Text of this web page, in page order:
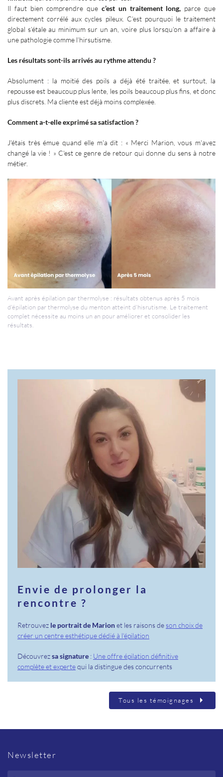
Il faut bien comprendre que c’est un traitement long, parce que
directement corrélé aux cycles pileux. C’est pourquoi le traitement
global s’étale au minimum sur un an, voire plus lorsqu’on a affaire à
une pathologie comme l’hirsutisme.
Les résultats sont-ils arrivés au rythme attendu ?
Absolument : la moitié des poils a déjà été traitée, et surtout, la
repousse est beaucoup plus lente, les poils beaucoup plus fins, et donc
plus discrets. Ma cliente est déjà moins complexée.
Comment a-t-elle exprimé sa satisfaction?
J'étais très émue quand elle m'a dit : « Merci Marion, vous m'avez
changé la vie ! » C'est ce genre de retour qui donne du sens à notre
métier.
Avant après épilation par thermolyse : résultats obtenus après 5 mois
d'épilation par thermolyse du menton atteint d'hisrutisme. Le traitement
complet nécessite au moins un an pour améliorer et consolider les
résultats.
Envie de prolonger la
rencontre ?
Retrouvez le portrait de Marionet les raisons de son choix de
créer un centre esthétique dédié à l'épilation
Découvrezsa signature : Une offre épilation définitive
complète et expertequi la distingue des concurrents
Tous les témoignages
Newsletter